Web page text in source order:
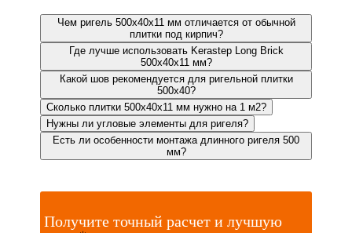
Чем ригель 500x40x11 мм отличается от обычной
плитки под кирпич?
Где лучше использовать Kerastep Long Brick
500x40x11 мм?
Какой шов рекомендуется для ригельной плитки
500x40?
Сколько плитки 500x40x11 мм нужно на 1 м2?
Нужны ли угловые элементы для ригеля?
Есть ли особенности монтажа длинного ригеля 500
мм?
Получите точный расчет и лучшую